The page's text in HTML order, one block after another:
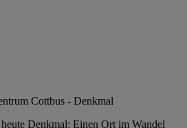
Denkmal: Einen Ort im Wandel